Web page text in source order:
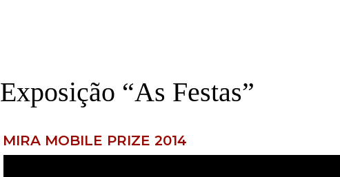
Exposição “As Festas”
MIRA MOBILE PRIZE 2014